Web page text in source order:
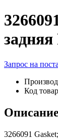
Запрос на
Код
Описание
3266091